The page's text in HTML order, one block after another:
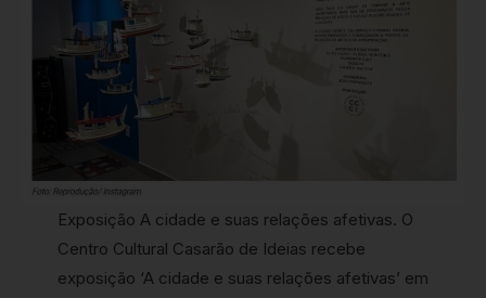
Exposição A cidade e suas relações afetivas. O
Centro Cultural Casarão de Ideias recebe
exposição ‘A cidade e suas relações afetivas’ em